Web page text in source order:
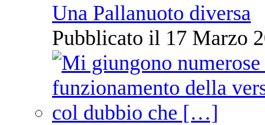
Una Pallanuoto diversa
Pubblicato il 17 Marzo